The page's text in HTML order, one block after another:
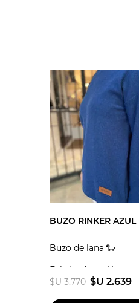
BUZO RINKER AZUL
Buzo de lana 🐑
Fabricado en Uruguay
$U 3.770 $U 2.639